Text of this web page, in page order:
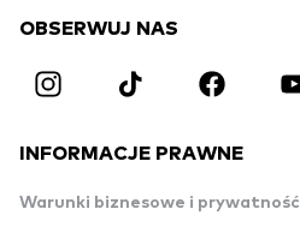
OBSERWUJ NAS
INFORMACJE PRAWNE
Warunki biznesowe i prywatność